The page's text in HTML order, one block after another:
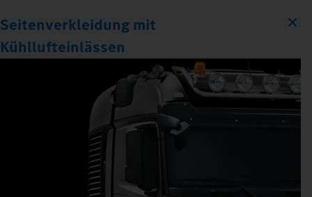
Seitenverkleidung mit
Kühllufteinlässen